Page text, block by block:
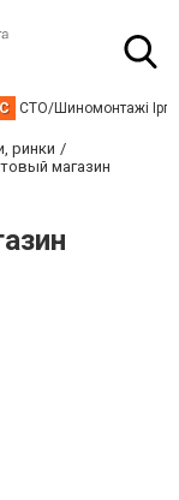
С СТО/Шиномонтажі
ринки
магазин